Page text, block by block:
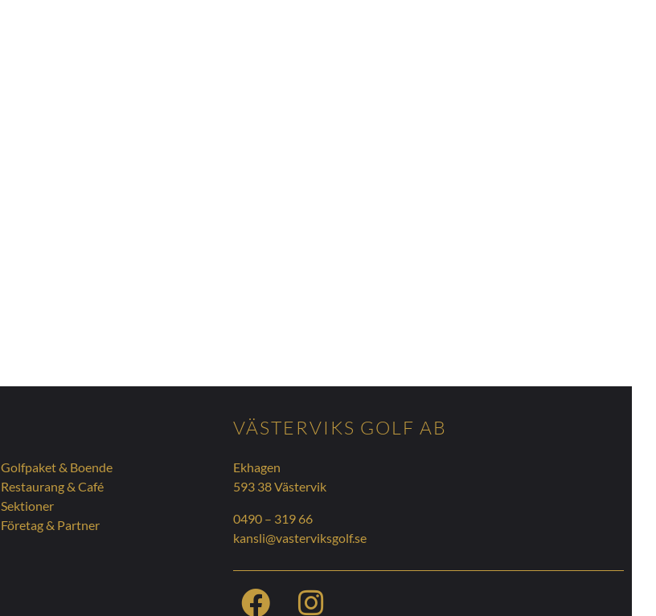
Golfpaket & Boende
Restaurang & Café
Sektioner
Företag & Partner
VÄSTERVIKS GOLF AB
Ekhagen
593 38 Västervik
0490 – 319 66
kansli@vasterviksgolf.se